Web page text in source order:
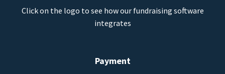
Click on the logo to see how our fundraising software
integrates
Payment